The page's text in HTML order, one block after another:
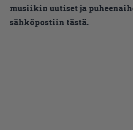
musiikin uutiset ja
sähköpostiin tästä.